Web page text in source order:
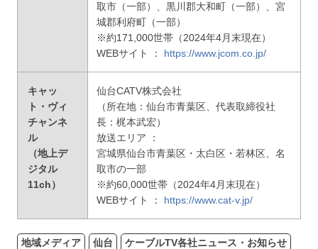
取市（一部）、黒川郡大和町（一部）、宮
城郡利府町（一部）
※約171,000世帯（2024年4月末現在）
WEBサイト ： https://www.jcom.co.jp/
キャッ
ト・ヴィ
チャンネ
ル
（地上デ
ジタル
11ch）
仙台CATV株式会社
（所在地：仙台市青葉区、代表取締役社
長：梶本武宏）
放送エリア ：
宮城県仙台市青葉区・太白区・若林区、名
取市の一部
※約60,000世帯（2024年4月末現在）
WEBサイト ： https://www.cat-v.jp/
地域メディア 仙台 ケーブルTV各社ニュース・お知らせ